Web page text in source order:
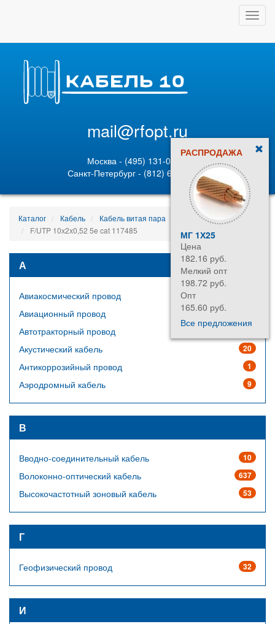
mail@rfopt.ru
Москва - (495) 131-02-05
Санкт-Петербург - (812) 628-80-89
РАСПРОДАЖА
МГ 1Х25
Цена
182.16 руб.
Мелкий опт
198.72 руб.
Опт
165.60 руб.
Все предложения
Каталог Кабель
Кабель витая пара
F/UTP 10х2х0,52 5e cat 117485
А
Авиакосмический провод
Авиационный провод
Автотракторный провод
20
Акустический кабель
1
Антикоррозийный провод
9
Аэродромный кабель
В
10
Вводно-соединительный кабель
637
Волоконно-оптический кабель
53
Высокочастотный зоновый кабель
Г
32
Геофизический провод
И